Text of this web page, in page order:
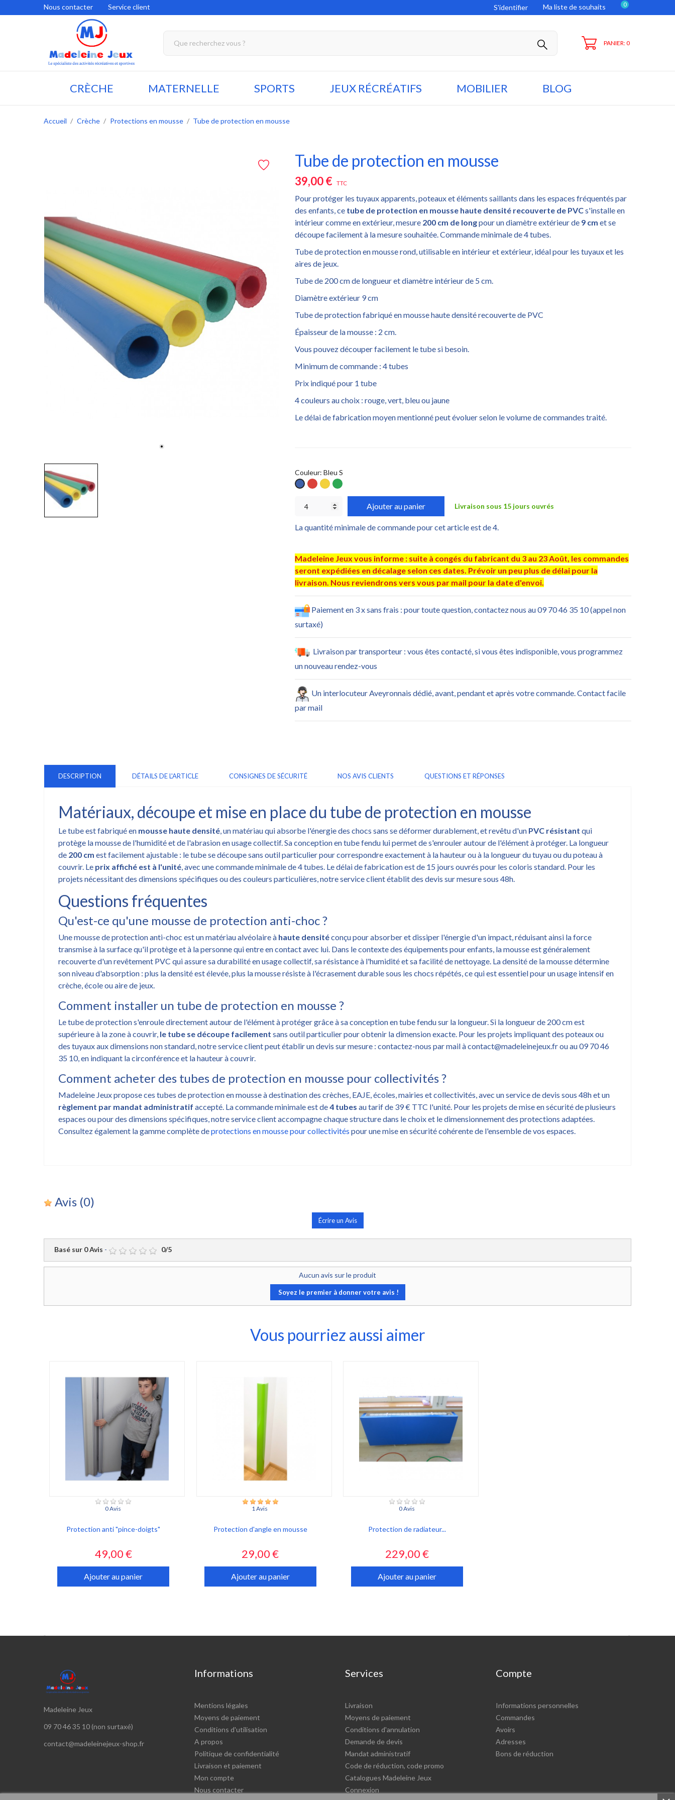
Nous contacter Service client S'identifier Ma liste de souhaits 0
PANIER: 0
CRÈCHE MATERNELLE SPORTS JEUX RÉCRÉATIFS MOBILIER BLOG
Accueil Crèche Protections en mousse Tube de protection en mousse
Tube de protection en mousse
39,00 € TTC
Pour protéger les tuyaux apparents, poteaux et éléments saillants dans les espaces fréquentés par
des enfants, ce tube de protection en mousse haute densité recouverte de PVCs'installe en
intérieur comme en extérieur, mesure 200 cm de longpour un diamètre extérieur de 9 cm et se
découpe facilement à la mesure souhaitée. Commande minimale de 4 tubes.
Tube de protection en mousse rond, utilisable en intérieur et extérieur, idéal pour les tuyaux et les
aires de jeux.
Tube de 200 cm de longueur et diamètre intérieur de 5 cm.
Diamètre extérieur 9 cm
Tube de protection fabriqué en mousse haute densité recouverte de PVC
Épaisseur de la mousse : 2 cm.
Vous pouvez découper facilement le tube si besoin.
Minimum de commande : 4 tubes
Prix indiqué pour 1 tube
4 couleurs au choix : rouge, vert, bleu ou jaune
Le délai de fabrication moyen mentionné peut évoluer selon le volume de commandes traité.
Couleur: Bleu S
Bleu
S
Rouge
S
Jaune
S
Vert
S
Ajouter au panier Livraison sous 15 jours ouvrés
La quantité minimale de commande pour cet article est de 4.
Madeleine Jeux vous informe : suite à congés du fabricant du 3 au 23 Août, les commandes
seront expédiées en décalage selon ces dates. Prévoir un peu plus de délai pour la
livraison. Nous reviendrons vers vous par mail pour la date d'envoi.
Paiement en 3 x sans frais : pour toute question, contactez nous au 09 70 46 35 10 (appel non
surtaxé)
Livraison par transporteur : vous êtes contacté, si vous êtes indisponible, vous programmez
un nouveau rendez-vous
Un interlocuteur Aveyronnais dédié, avant, pendant et après votre commande. Contact facile
par mail
DESCRIPTION DÉTAILS DE L'ARTICLE CONSIGNES DE SÉCURITÉ NOS AVIS CLIENTS QUESTIONS ET RÉPONSES
Matériaux, découpe et mise en place du tube de protection en mousse
Le tube est fabriqué en mousse haute densité, un matériau qui absorbe l'énergie des chocs sans se déformer durablement, et revêtu d'un PVC résistant qui
protège la mousse de l'humidité et de l'abrasion en usage collectif. Sa conception en tube fendu lui permet de s'enrouler autour de l'élément à protéger. La longueur
de 200 cm est facilement ajustable : le tube se découpe sans outil particulier pour correspondre exactement à la hauteur ou à la longueur du tuyau ou du poteau à
couvrir. Le prix affiché est à l'unité, avec une commande minimale de 4 tubes. Le délai de fabrication est de 15 jours ouvrés pour les coloris standard. Pour les
projets nécessitant des dimensions spécifiques ou des couleurs particulières, notre service client établit des devis sur mesure sous 48h.
Questions fréquentes
Qu'est-ce qu'une mousse de protection anti-choc ?
Une mousse de protection anti-choc est un matériau alvéolaire à haute densitéconçu pour absorber et dissiper l'énergie d'un impact, réduisant ainsi la force
transmise à la surface qu'il protège et à la personne qui entre en contact avec lui. Dans le contexte des équipements pour enfants, la mousse est généralement
recouverte d'un revêtement PVC qui assure sa durabilité en usage collectif, sa résistance à l'humidité et sa facilité de nettoyage. La densité de la mousse détermine
son niveau d'absorption : plus la densité est élevée, plus la mousse résiste à l'écrasement durable sous les chocs répétés, ce qui est essentiel pour un usage intensif en
crèche, école ou aire de jeux.
Comment installer un tube de protection en mousse ?
Le tube de protection s'enroule directement autour de l'élément à protéger grâce à sa conception en tube fendu sur la longueur. Si la longueur de 200 cm est
supérieure à la zone à couvrir, le tube se découpe facilement sans outil particulier pour obtenir la dimension exacte. Pour les projets impliquant des poteaux ou
des tuyaux aux dimensions non standard, notre service client peut établir un devis sur mesure : contactez-nous par mail à contact@madeleinejeux.fr ou au 09 70 46
35 10, en indiquant la circonférence et la hauteur à couvrir.
Comment acheter des tubes de protection en mousse pour collectivités ?
Madeleine Jeux propose ces tubes de protection en mousse à destination des crèches, EAJE, écoles, mairies et collectivités, avec un service de devis sous 48h et un
règlement par mandat administratif accepté. La commande minimale est de4 tubes au tarif de 39 € TTC l'unité. Pour les projets de mise en sécurité de plusieurs
espaces ou pour des dimensions spécifiques, notre service client accompagne chaque structure dans le choix et le dimensionnement des protections adaptées.
Consultez également la gamme complète deprotections en mousse pour collectivités pour une mise en sécurité cohérente de l'ensemble de vos espaces.
Avis (0)
Écrire un Avis
Basé sur 0Avis - 0/5
Aucun avis sur le produit
Soyez le premier à donner votre avis !
Vous pourriez aussi aimer
0 Avis
Protection anti "pince-doigts"
Prix
49,00 €
Ajouter au panier
1 Avis
Protection d'angle en mousse
Prix
29,00 €
Ajouter au panier
0 Avis
Protection de radiateur...
Prix
229,00 €
Ajouter au panier
 
Madeleine Jeux
09 70 46 35 10 (non surtaxé)
contact@madeleinejeux-shop.fr
Informations
Mentions légales
Moyens de paiement
Conditions d'utilisation
A propos
Politique de confidentialité
Livraison et paiement
Mon compte
Nous contacter
Services
Livraison
Moyens de paiement
Conditions d'annulation
Demande de devis
Mandat administratif
Code de réduction, code promo
Catalogues Madeleine Jeux
Connexion
Compte
Informations personnelles
Commandes
Avoirs
Adresses
Bons de réduction